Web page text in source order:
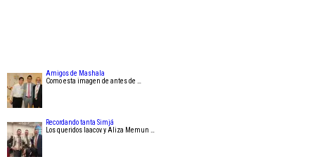
Amigos de Mashala
Como esta imagen de antes de …
Recordando tanta Simjá
Los queridos Iaacov y Aliza Memun …